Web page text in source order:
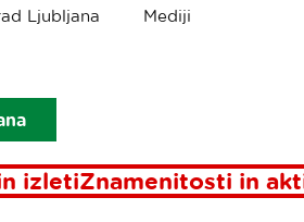
Ljubljana Mediji
izletiZnamenitosti in